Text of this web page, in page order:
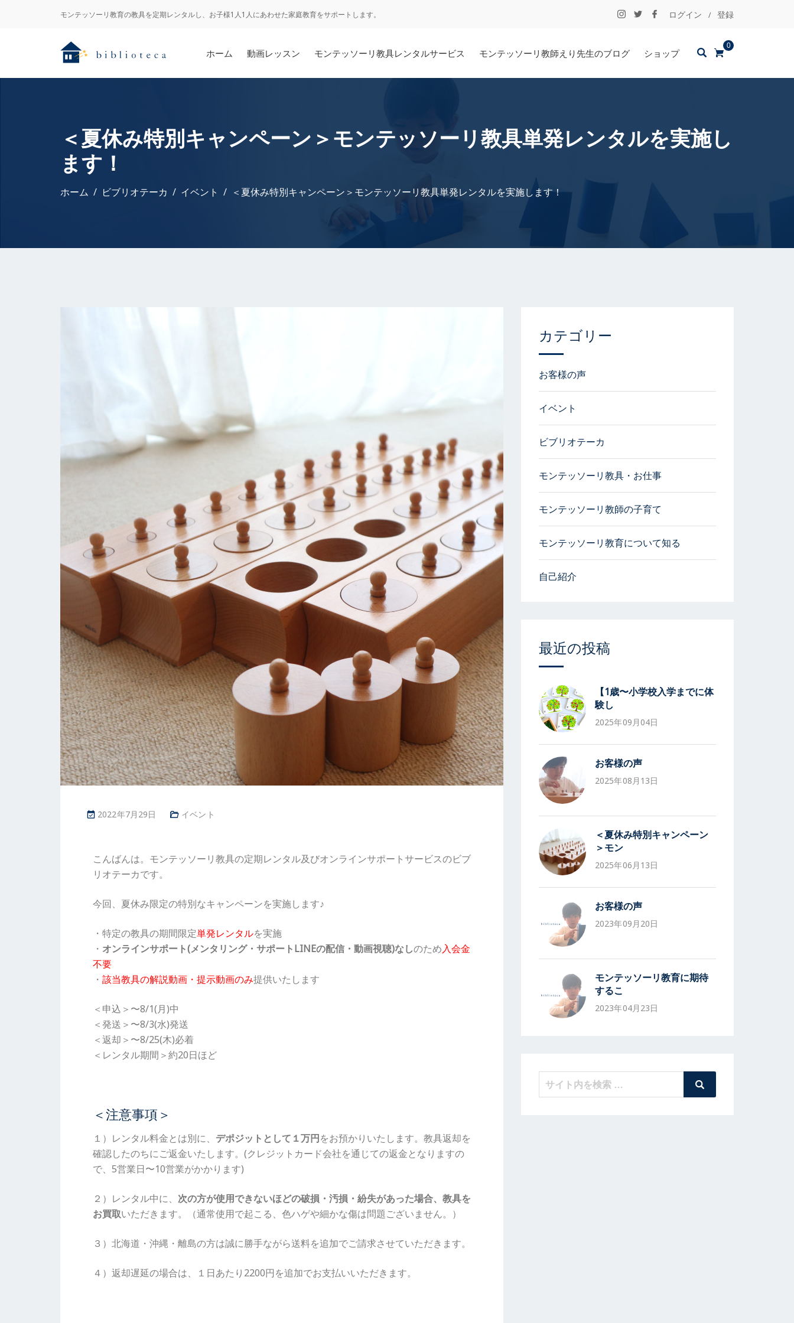
モンテッソーリ教育の教具を定期レンタルし、お子様1人1人にあわせた家庭教育をサポートします。 ログイン / 登録
0
ホーム 動画レッスン モンテッソーリ教具レンタルサービス モンテッソーリ教師えり先生のブログ ショップ
＜夏休み特別キャンペーン＞モンテッソーリ教具単発レンタルを実施し
ます！
ホーム ビブリオテーカ イベント ＜夏休み特別キャンペーン＞モンテッソーリ教具単発レンタルを実施します！
2022年7月29日 イベント
こんばんは。モンテッソーリ教具の定期レンタル及びオンラインサポートサービスのビブ
リオテーカです。
今回、夏休み限定の特別なキャンペーンを実施します♪
・特定の教具の期間限定単発レンタルを実施
・ オンラインサポート(メンタリング・サポートLINEの配信・動画視聴)なしのため入会金
不要
・ 該当教具の解説動画・提示動画のみ提供いたします
＜申込＞〜8/1(月)中
＜発送＞〜8/3(水)発送
＜返却＞〜8/25(木)必着
＜レンタル期間＞約20日ほど
＜注意事項＞
１）レンタル料金とは別に、 デポジットとして１万円をお預かりいたします。教具返却を
確認したのちにご返金いたします。(クレジットカード会社を通じての返金となりますの
で、5営業日〜10営業がかかります)
２）レンタル中に、 次の方が使用できないほどの破損・汚損・紛失があった場合、教具を
お買取いただきます。（通常使用で起こる、色ハゲや細かな傷は問題ございません。）
３）北海道・沖縄・離島の方は誠に勝手ながら送料を追加でご請求させていただきます。
４）返却遅延の場合は、１日あたり2200円を追加でお支払いいただきます。
カテゴリー
お客様の声
イベント
ビブリオテーカ
モンテッソーリ教具・お仕事
モンテッソーリ教師の子育て
モンテッソーリ教育について知る
自己紹介
最近の投稿
【1歳〜小学校入学までに体
験し
2025年09月04日
お客様の声
2025年08月13日
＜夏休み特別キャンペーン
＞モン
2025年06月13日
お客様の声
2023年09月20日
モンテッソーリ教育に期待
するこ
2023年04月23日